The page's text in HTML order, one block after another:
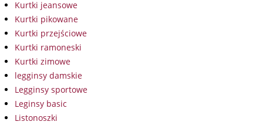
Kurtki jeansowe
Kurtki pikowane
Kurtki przejściowe
Kurtki ramoneski
Kurtki zimowe
legginsy damskie
Legginsy sportowe
Leginsy basic
Listonoszki